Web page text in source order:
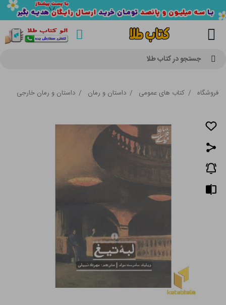
جستجو در کتاب طلا
فروشگاه / کتاب های عمومی / داستان و رمان / داستان و رمان خارجی